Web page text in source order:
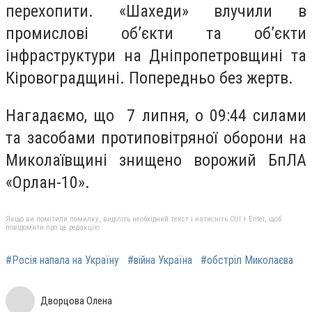
перехопити. «Шахеди» влучили в
промислові об’єкти та об’єкти
інфраструктури на Дніпропетровщині та
Кіровоградщині. Попередньо без жертв.
Нагадаємо, що 7 липня, о 09:44 силами
та засобами протиповітряної оборони на
Миколаївщині знищено ворожий БпЛА
«Орлан-10».
Якщо ви помітили помилку, виділіть необхідний текст і натисніть Ctrl + Enter, щоб
повідомити про це редакцію
#Росія напала на Україну #війна Україна #обстріл Миколаєва
Дворцова Олена